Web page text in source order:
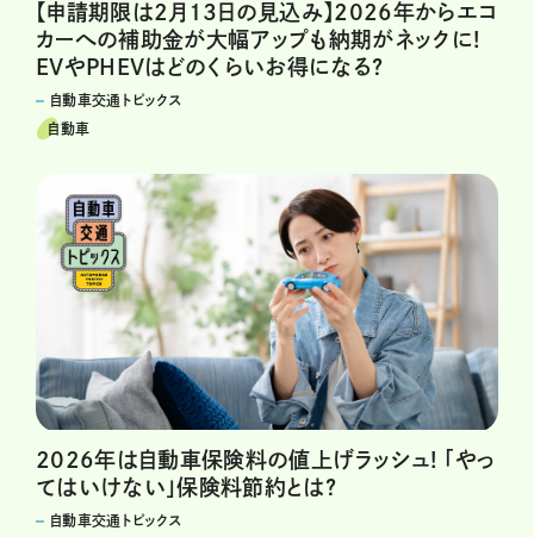
【申請期限は2月13日の見込み】2026年からエコ
カーへの補助金が大幅アップも納期がネックに!
EVやPHEVはどのくらいお得になる?
自動車交通トピックス
自動車
2026年は自動車保険料の値上げラッシュ! 「やっ
てはいけない」保険料節約とは?
自動車交通トピックス